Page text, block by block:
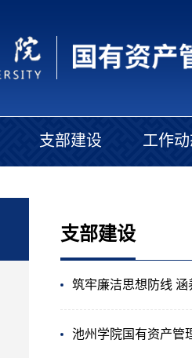
支部建设 工作
支部建设
筑牢廉洁思想防线
池州学院国有资产管